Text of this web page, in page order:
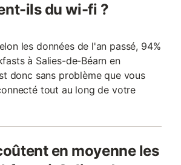
ils du wi-fi ?
les données de l'an passé, 94%
à Salies-de-Béarn en
donc sans problème que vous
tout au long de votre
en moyenne les